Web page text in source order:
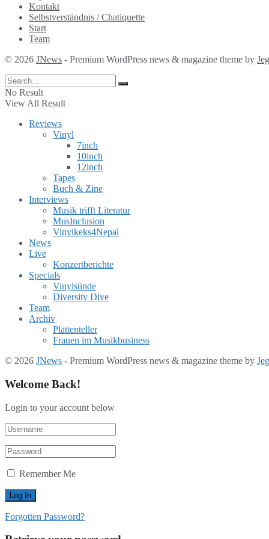
Kontakt
Selbstverständnis / Chatiquette
Start
Team
© 2026 JNews - Premium WordPress news & magazine theme by
No Result
View All Result
Reviews
Vinyl
7inch
10inch
12inch
Tapes
Buch & Zine
Interviews
Musik trifft Literatur
MusInclusion
Vinylkeks4Nepal
News
Live
Konzertberichte
Specials
Vinylsünde
Diversity Dive
Team
Archiv
Plattenteller
Frauen im Musikbusiness
© 2026 JNews - Premium WordPress news & magazine theme by
Welcome Back!
Login to your account below
Remember Me
Forgotten Password?